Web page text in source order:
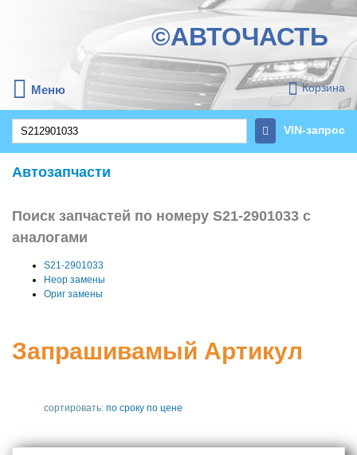
©АВТОЧАСТЬ
Меню Корзина
VIN-запрос
Автозапчасти
Поиск запчастей по номеру S21-2901033 с
аналогами
S21-2901033
Неор замены
Ориг замены
Запрашивамый Артикул
сортировать: по сроку по цене